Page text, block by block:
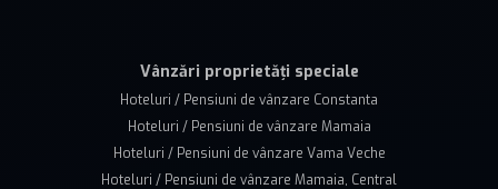
Vânzări proprietăți speciale
Hoteluri / Pensiuni de vânzare Constanta
Hoteluri / Pensiuni de vânzare Mamaia
Hoteluri / Pensiuni de vânzare Vama Veche
Hoteluri / Pensiuni de vânzare Mamaia, Central